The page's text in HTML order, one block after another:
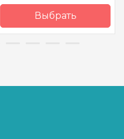
Выбрать
Бренд
Барвиста